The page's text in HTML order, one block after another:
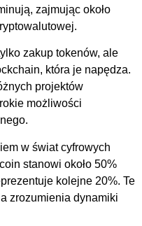
zajmując około
zakup tokenów, ale
która je napędza.
projektów
możliwości
w świat cyfrowych
stanowi około 50%
kolejne 20%. Te
zrozumienia dynamiki